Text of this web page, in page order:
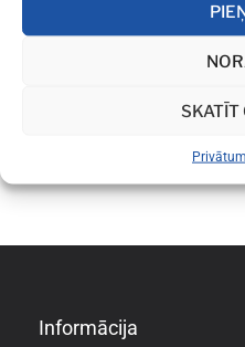
SKATĪT
Informācija